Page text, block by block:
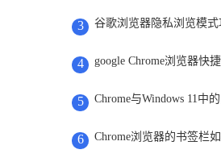
3 谷歌浏览器隐私浏览模
4 google Chrome浏览器快
5 Chrome与Windows 11中
6 Chrome浏览器的书签栏